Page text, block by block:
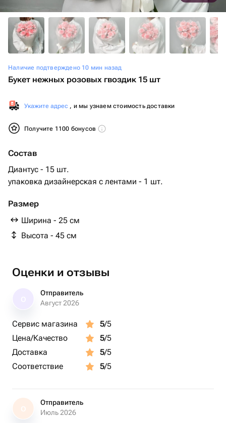
Наличие подтверждено 10 мин назад
Букет нежных розовых гвоздик 15 шт
Укажите адрес , и мы узнаем стоимость доставки
Получите 1100 бонусов
Состав
Диантус - 15 шт.
упаковка дизайнерская с лентами - 1 шт.
Размер
Ширина - 25 см
Высота - 45 см
Оценки и отзывы
Отправитель
Август 2026
Сервис магазина 5/5
Цена/Качество
5/5
Доставка
5/5
Соответствие
5/5
О
Отправитель
Июль 2026